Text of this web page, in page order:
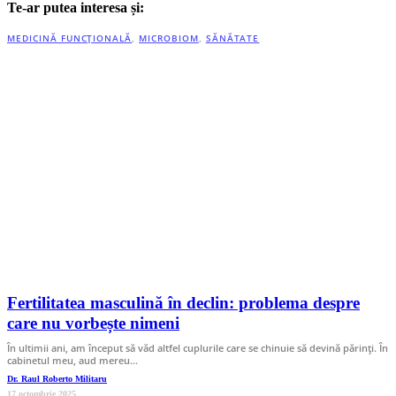
Te-ar putea interesa și:
MEDICINĂ FUNCȚIONALĂ, MICROBIOM, SĂNĂTATE
Fertilitatea masculină în declin: problema despre
care nu vorbește nimeni
În ultimii ani, am început să văd altfel cuplurile care se chinuie să devină părinți. În
cabinetul meu, aud mereu…
Dr. Raul Roberto Militaru
17 octombrie 2025